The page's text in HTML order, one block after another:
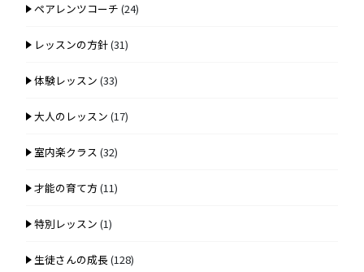
ペアレンツコーチ (24)
レッスンの方針(31)
体験レッスン (33)
大人のレッスン (17)
室内楽クラス (32)
才能の育て方 (11)
特別レッスン (1)
生徒さんの成長(128)